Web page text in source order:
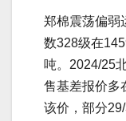
郑棉震荡偏弱
数328级在
吨。2024/25
售基差报价多
该价，部分